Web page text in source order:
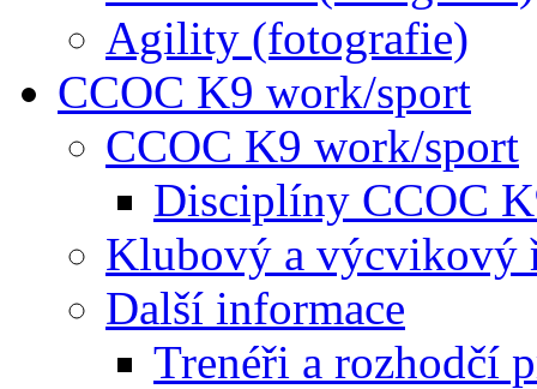
Agility (fotografie)
CCOC K9 work/sport
CCOC K9 work/sport
Disciplíny CCOC
Klubový a výcvikový
Další informace
Trenéři a rozhodčí